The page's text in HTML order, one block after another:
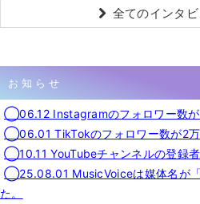
全てのインタ
お知らせ
◯06.12 Instagramのフォロワー数が
◯06.01 TikTokのフォロワー数が2万
◯10.11 YouTubeチャンネルの登録者
◯25.08.01 MusicVoiceは媒体名が
た。